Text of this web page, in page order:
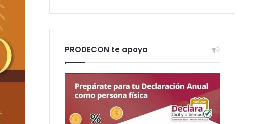
PRODECON te apoya